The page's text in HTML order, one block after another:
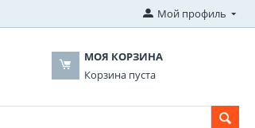
Мой профиль
МОЯ КОРЗИНА
Корзина пуста